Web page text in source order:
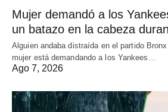
Mujer demandó a los
un batazo en la cabeza
Alguien andaba distraída en el partido
mujer está demandando a los Yankees…
Ago 7, 2026